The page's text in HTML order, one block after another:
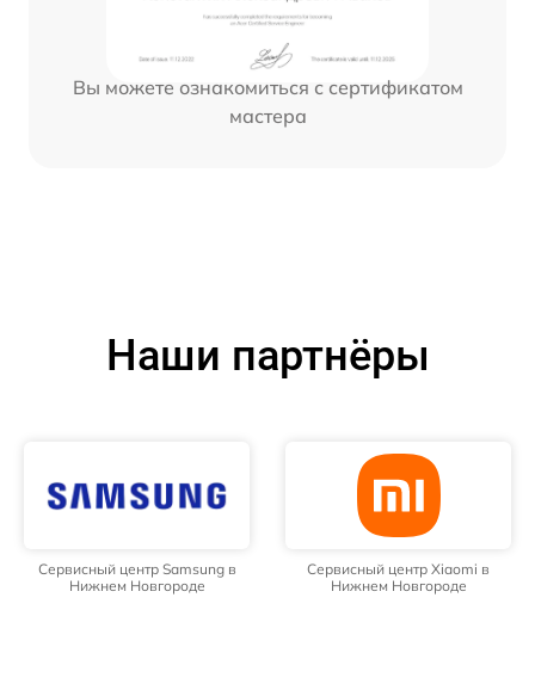
Вы можете ознакомиться с сертификатом
мастера
Наши партнёры
Сервисный центр Samsung в
Нижнем Новгороде
Сервисный центр Xiaomi в
Нижнем Новгороде